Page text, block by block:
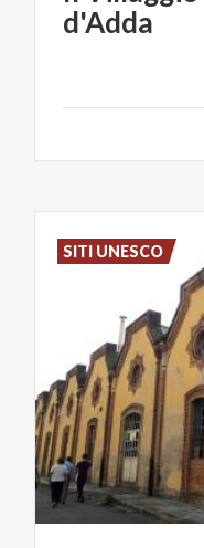
d'Adda
SITI UNESCO